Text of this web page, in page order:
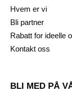
Hvem er vi
Bli partner
Rabatt for ideelle
Kontakt oss
BLI MED PÅ